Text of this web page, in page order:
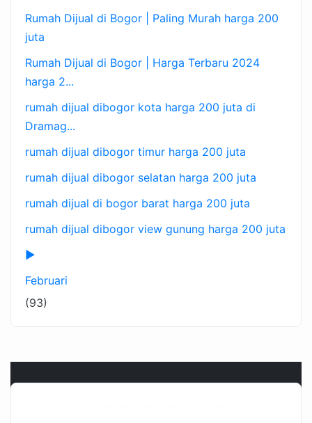
Rumah Dijual di Bogor | Paling Murah harga 200
juta
Rumah Dijual di Bogor | Harga Terbaru 2024
harga 2...
rumah dijual dibogor kota harga 200 juta di
Dramag...
rumah dijual dibogor timur harga 200 juta
rumah dijual dibogor selatan harga 200 juta
rumah dijual di bogor barat harga 200 juta
rumah dijual dibogor view gunung harga 200 juta
►
Februari
(93)